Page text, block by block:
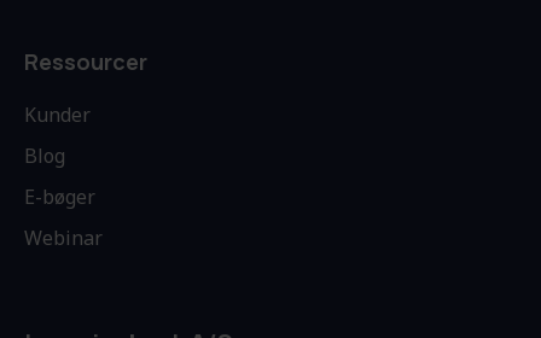
Ressourcer
Kunder
Blog
E-bøger
Webinar